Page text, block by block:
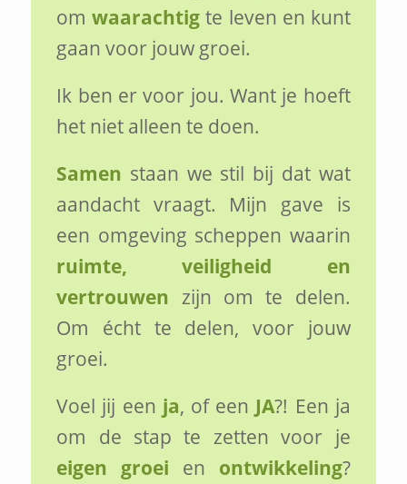
omwaarachtig te leven en kunt
gaan voor jouw groei.
Ik ben er voor jou. Want je hoeft
het niet alleen te doen.
Samen staan we stil bij dat wat
aandacht vraagt. Mijn gave is
een omgeving scheppen waarin
ruimte, veiligheid en
vertrouwen zijn om te delen.
Om écht te delen, voor jouw
groei.
Voel jij een ja, of een JA?! Een ja
om de stap te zetten voor je
eigen groei en ontwikkeling?